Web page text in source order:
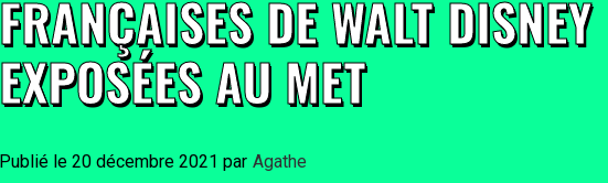
FRANÇAISES DE WALT DISNEY
EXPOSÉES AU MET
20 décembre 2021 By Agathe